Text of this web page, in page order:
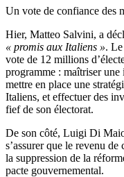
Un vote de confiance des
Hier, Matteo Salvini, a
« promis aux Italiens ».
vote de 12 millions
programme : maîtriser une
mettre en place une
Italiens, et effectuer des
fief de son électorat.
De son côté, Luigi Di
s’assurer que le revenu
la suppression de la
pacte gouvernemental.